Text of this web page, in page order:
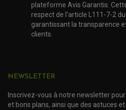
ROULEMENT MOTO
ROULEMENT DE ROUE
ROULEMENT DE DIRECTION
EMBRAYAGE MOTO
ACCESSOIRE SCOOTER
ACCESSOIRE SCOOTER
ACCESSOIRE SCOOTER
ACCESSOIRE SCOOTER
plateforme Avis Garantis.
respect de l'article L111-7-2
garantissant la transparence
clients.
NEWSLETTER
Inscrivez-vous à notre newsletter
et bons plans, ainsi que des astuces